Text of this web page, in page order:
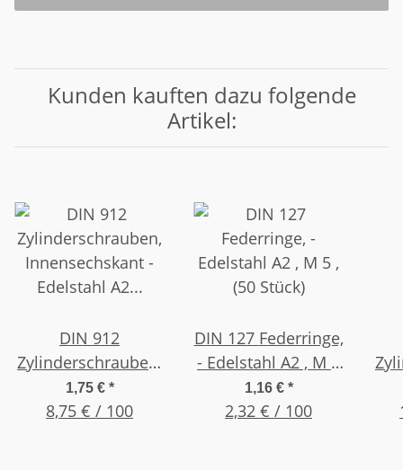
Kunden kauften dazu folgende
Artikel:
DIN 912
Zylinderschrauben,
Innensechskant -
Edelstahl A2 , M 5 x
1,75 € *
8,75 € / 100
DIN 127 Federringe,
- Edelstahl A2 , M 5
, (50 Stück)
1,16 € *
2,32 € / 100